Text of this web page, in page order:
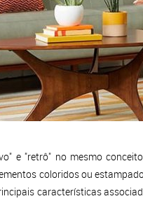
e "retrô" no mesmo
coloridos ou
características